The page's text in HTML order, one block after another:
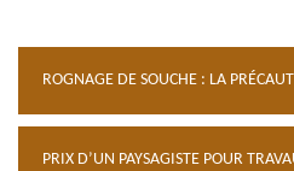
ROGNAGE DE SOUCHE : LA
PRIX D’UN PAYSAGISTE POUR